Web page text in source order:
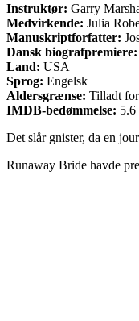
Instruktør: Garry
Medvirkende: Julia
Manuskriptforfatter:
Dansk biografpremiere:
Land: USA
Sprog: Engelsk
Aldersgrænse: Tilladt
IMDB-bedømmelse: 5.6
Det slår gnister, da en
Runaway Bride havde